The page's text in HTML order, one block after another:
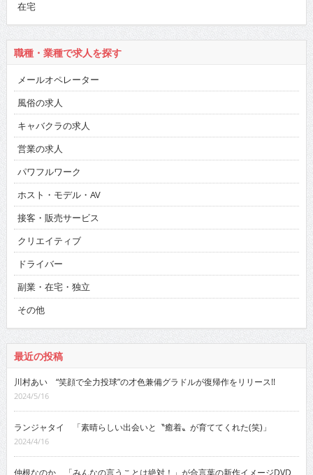
在宅
職種・業種で求人を探す
メールオペレーター
風俗の求人
キャバクラの求人
営業の求人
パワフルワーク
ホスト・モデル・AV
接客・販売サービス
クリエイティブ
ドライバー
副業・在宅・独立
その他
最近の投稿
川村あい “笑顔で全力投球”の才色兼備グラドルが復帰作をリリース!!
2024/5/16
ランジャタイ 「素晴らしい出会いと〝癒着〟が育ててくれた(笑)」
2024/4/16
仲根なのか 「みんなの言うことは絶対！」が合言葉の新作イメージDVD